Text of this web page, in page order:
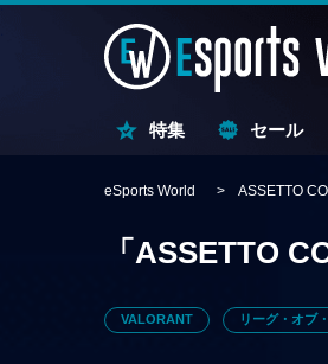
特集 セール
eSports World ASSETTO
「ASSETTO
VALORANT リーグ・オブ